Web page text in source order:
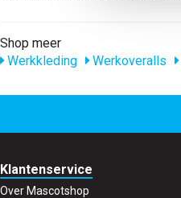
Shop meer
Werkkleding
Werkoveralls
Klantenservice
Over Mascotshop